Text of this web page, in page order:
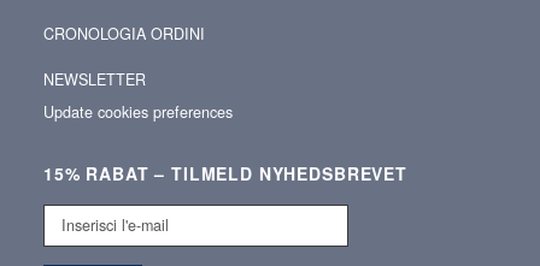
CRONOLOGIA ORDINI
NEWSLETTER
Update cookies preferences
15% RABAT – TILMELD NYHEDSBREVET
Inserisci
mail